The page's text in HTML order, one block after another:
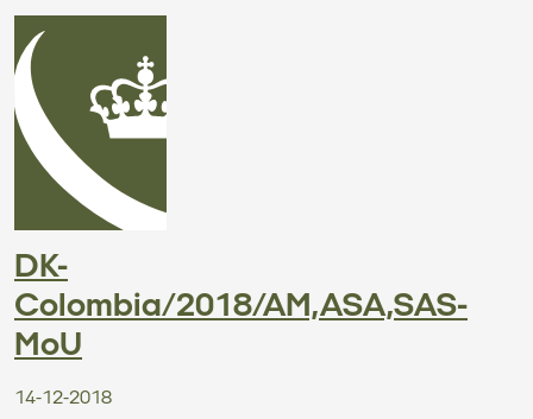
DK-
Colombia/2018/AM,ASA,SAS-
MoU
14-12-2018